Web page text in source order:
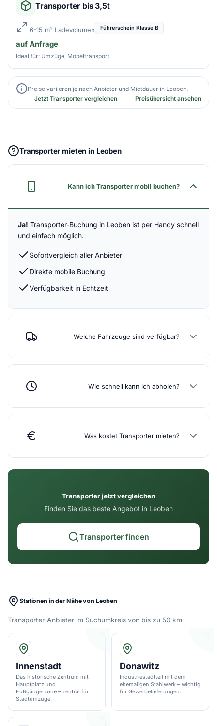
Transporter bis 3,5t
6-15 m³ Ladevolumen Führerschein Klasse B
auf Anfrage
Ideal für: Umzüge, Möbeltransport
Preise variieren je nach Anbieter und Mietdauer in Leoben.
Jetzt Transporter vergleichen
Preisübersicht ansehen
Transporter mieten in Leoben
Kann ich Transporter mobil buchen?
Ja! Transporter-Buchung in Leoben ist per Handy schnell
und einfach möglich.
Sofortvergleich aller Anbieter
Direkte mobile Buchung
Verfügbarkeit in Echtzeit
Welche Fahrzeuge sind verfügbar?
Wie schnell kann ich abholen?
Was kostet Transporter mieten?
Transporter jetzt vergleichen
Finden Sie das beste Angebot in Leoben
Transporter finden
Stationen in der Nähe von Leoben
Transporter-Anbieter im Suchumkreis von bis zu 50 km
Innenstadt
Das historische Zentrum mit
Hauptplatz und
Fußgängerzone – zentral für
Stadtumzüge.
Donawitz
Industriestadtteil mit dem
ehemaligen Stahlwerk – wichtig
für Gewerbelieferungen.